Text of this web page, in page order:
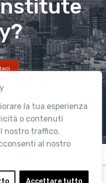
la tua esperienza
o contenuti
nostro traffico.
al nostro
Accettare tutto